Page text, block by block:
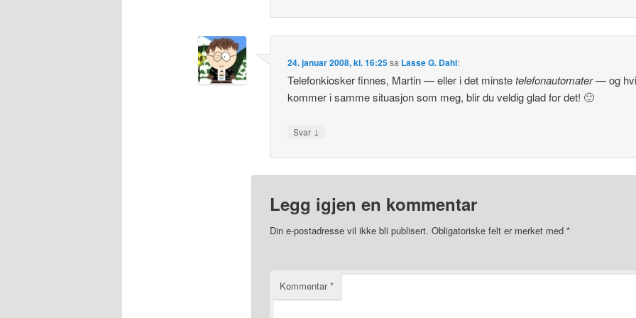
24. januar 2008, kl. 16:25sa Lasse G. Dahl:
Telefonkiosker finnes, Martin — eller i det minstetelefonautomater— og
kommer i samme situasjon som meg, blir du veldig glad for det! 🙂
Svar ↓
Legg igjen en kommentar
Din e-postadresse vil ikke bli publisert. Obligatoriske felt er merket med *
Kommentar*